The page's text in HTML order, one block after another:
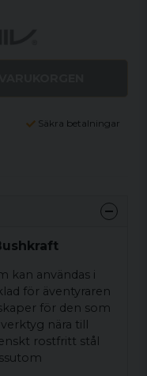
Säkra betalningar
kan användas i
för äventyraren
för den som
nära till
rostfritt stål